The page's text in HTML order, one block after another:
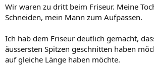
Wir waren zu dritt beim Friseur. Meine
Schneiden, mein Mann zum Aufpassen.
Ich hab dem Friseur deutlich gemacht,
äussersten Spitzen geschnitten haben
auf gleiche Länge haben möchte.